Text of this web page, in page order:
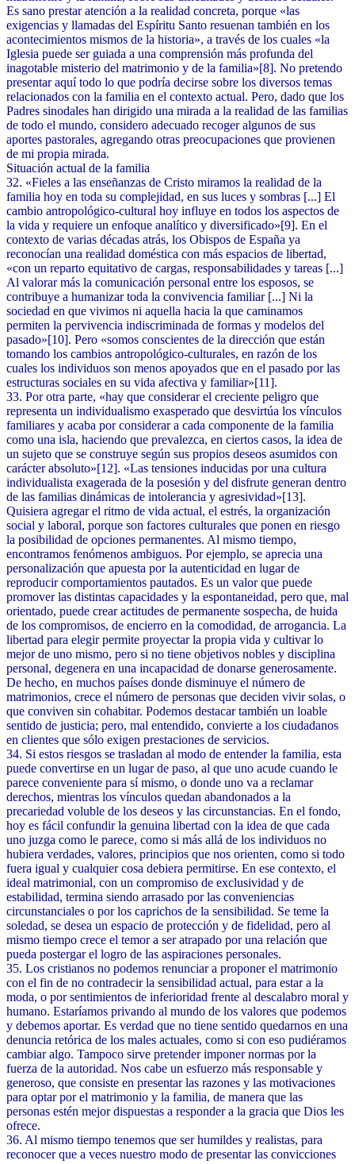
Es sano prestar atención a la realidad concreta, porque «las
exigencias y llamadas del Espíritu Santo resuenan también en los
acontecimientos mismos de la historia», a través de los cuales «la
Iglesia puede ser guiada a una comprensión más profunda del
inagotable misterio del matrimonio y de la familia»[8]. No pretendo
presentar aquí todo lo que podría decirse sobre los diversos temas
relacionados con la familia en el contexto actual. Pero, dado que los
Padres sinodales han dirigido una mirada a la realidad de las familias
de todo el mundo, considero adecuado recoger algunos de sus
aportes pastorales, agregando otras preocupaciones que provienen
de mi propia mirada.
Situación actual de la familia
32. «Fieles a las enseñanzas de Cristo miramos la realidad de la
familia hoy en toda su complejidad, en sus luces y sombras [...] El
cambio antropológico-cultural hoy influye en todos los aspectos de
la vida y requiere un enfoque analítico y diversificado»[9]. En el
contexto de varias décadas atrás, los Obispos de España ya
reconocían una realidad doméstica con más espacios de libertad,
«con un reparto equitativo de cargas, responsabilidades y tareas [...]
Al valorar más la comunicación personal entre los esposos, se
contribuye a humanizar toda la convivencia familiar [...] Ni la
sociedad en que vivimos ni aquella hacia la que caminamos
permiten la pervivencia indiscriminada de formas y modelos del
pasado»[10]. Pero «somos conscientes de la dirección que están
tomando los cambios antropológico-culturales, en razón de los
cuales los individuos son menos apoyados que en el pasado por las
estructuras sociales en su vida afectiva y familiar»[11].
33. Por otra parte, «hay que considerar el creciente peligro que
representa un individualismo exasperado que desvirtúa los vínculos
familiares y acaba por considerar a cada componente de la familia
como una isla, haciendo que prevalezca, en ciertos casos, la idea de
un sujeto que se construye según sus propios deseos asumidos con
carácter absoluto»[12]. «Las tensiones inducidas por una cultura
individualista exagerada de la posesión y del disfrute generan dentro
de las familias dinámicas de intolerancia y agresividad»[13].
Quisiera agregar el ritmo de vida actual, el estrés, la organización
social y laboral, porque son factores culturales que ponen en riesgo
la posibilidad de opciones permanentes. Al mismo tiempo,
encontramos fenómenos ambiguos. Por ejemplo, se aprecia una
personalización que apuesta por la autenticidad en lugar de
reproducir comportamientos pautados. Es un valor que puede
promover las distintas capacidades y la espontaneidad, pero que, mal
orientado, puede crear actitudes de permanente sospecha, de huida
de los compromisos, de encierro en la comodidad, de arrogancia. La
libertad para elegir permite proyectar la propia vida y cultivar lo
mejor de uno mismo, pero si no tiene objetivos nobles y disciplina
personal, degenera en una incapacidad de donarse generosamente.
De hecho, en muchos países donde disminuye el número de
matrimonios, crece el número de personas que deciden vivir solas, o
que conviven sin cohabitar. Podemos destacar también un loable
sentido de justicia; pero, mal entendido, convierte a los ciudadanos
en clientes que sólo exigen prestaciones de servicios.
34. Si estos riesgos se trasladan al modo de entender la familia, esta
puede convertirse en un lugar de paso, al que uno acude cuando le
parece conveniente para sí mismo, o donde uno va a reclamar
derechos, mientras los vínculos quedan abandonados a la
precariedad voluble de los deseos y las circunstancias. En el fondo,
hoy es fácil confundir la genuina libertad con la idea de que cada
uno juzga como le parece, como si más allá de los individuos no
hubiera verdades, valores, principios que nos orienten, como si todo
fuera igual y cualquier cosa debiera permitirse. En ese contexto, el
ideal matrimonial, con un compromiso de exclusividad y de
estabilidad, termina siendo arrasado por las conveniencias
circunstanciales o por los caprichos de la sensibilidad. Se teme la
soledad, se desea un espacio de protección y de fidelidad, pero al
mismo tiempo crece el temor a ser atrapado por una relación que
pueda postergar el logro de las aspiraciones personales.
35. Los cristianos no podemos renunciar a proponer el matrimonio
con el fin de no contradecir la sensibilidad actual, para estar a la
moda, o por sentimientos de inferioridad frente al descalabro moral y
humano. Estaríamos privando al mundo de los valores que podemos
y debemos aportar. Es verdad que no tiene sentido quedarnos en una
denuncia retórica de los males actuales, como si con eso pudiéramos
cambiar algo. Tampoco sirve pretender imponer normas por la
fuerza de la autoridad. Nos cabe un esfuerzo más responsable y
generoso, que consiste en presentar las razones y las motivaciones
para optar por el matrimonio y la familia, de manera que las
personas estén mejor dispuestas a responder a la gracia que Dios les
ofrece.
36. Al mismo tiempo tenemos que ser humildes y realistas, para
reconocer que a veces nuestro modo de presentar las convicciones